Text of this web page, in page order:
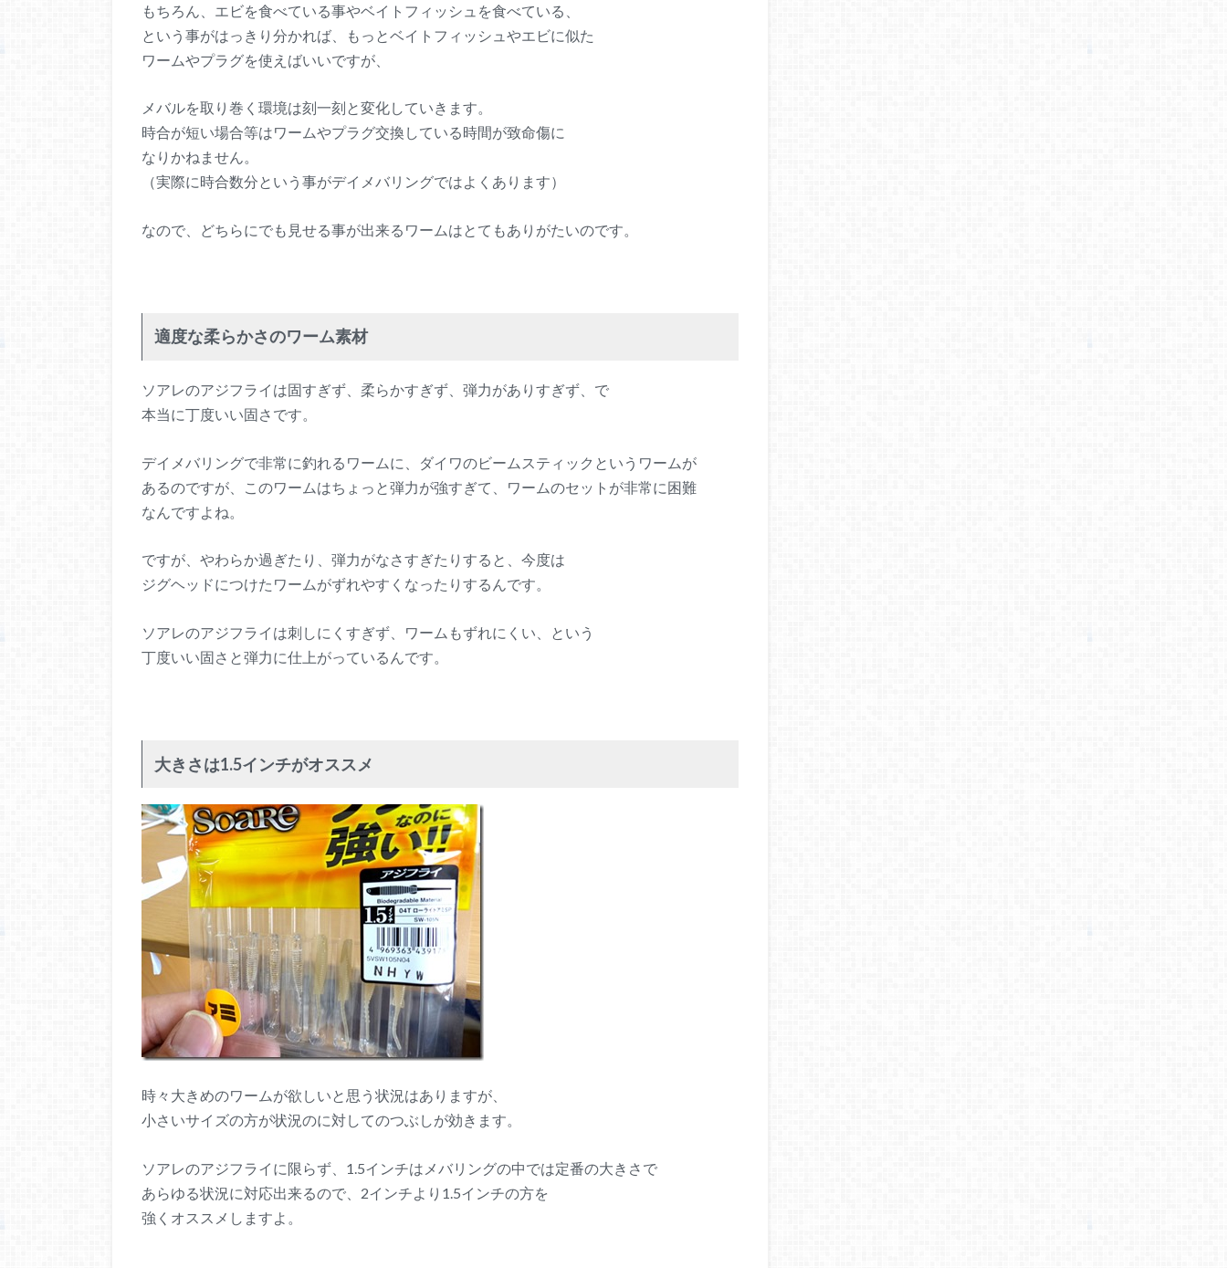
もちろん、エビを食べている事やベイトフィッシュを食べている、
という事がはっきり分かれば、もっとベイトフィッシュやエビに似た
ワームやプラグを使えばいいですが、
メバルを取り巻く環境は刻一刻と変化していきます。
時合が短い場合等はワームやプラグ交換している時間が致命傷に
なりかねません。
（実際に時合数分という事がデイメバリングではよくあります）
なので、どちらにでも見せる事が出来るワームはとてもありがたいのです。
適度な柔らかさのワーム素材
ソアレのアジフライは固すぎず、柔らかすぎず、弾力がありすぎず、で
本当に丁度いい固さです。
デイメバリングで非常に釣れるワームに、ダイワのビームスティックというワームが
あるのですが、このワームはちょっと弾力が強すぎて、ワームのセットが非常に困難
なんですよね。
ですが、やわらか過ぎたり、弾力がなさすぎたりすると、今度は
ジグヘッドにつけたワームがずれやすくなったりするんです。
ソアレのアジフライは刺しにくすぎず、ワームもずれにくい、という
丁度いい固さと弾力に仕上がっているんです。
大きさは1.5インチがオススメ
時々大きめのワームが欲しいと思う状況はありますが、
小さいサイズの方が状況のに対してのつぶしが効きます。
ソアレのアジフライに限らず、1.5インチはメバリングの中では定番の大きさで
あらゆる状況に対応出来るので、2インチより1.5インチの方を
強くオススメしますよ。